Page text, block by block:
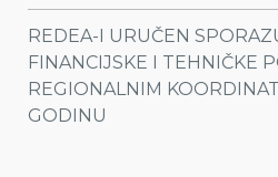
REDEA-I URUČEN
FINANCIJSKE I TEHNIČKE
REGIONALNIM
GODINU